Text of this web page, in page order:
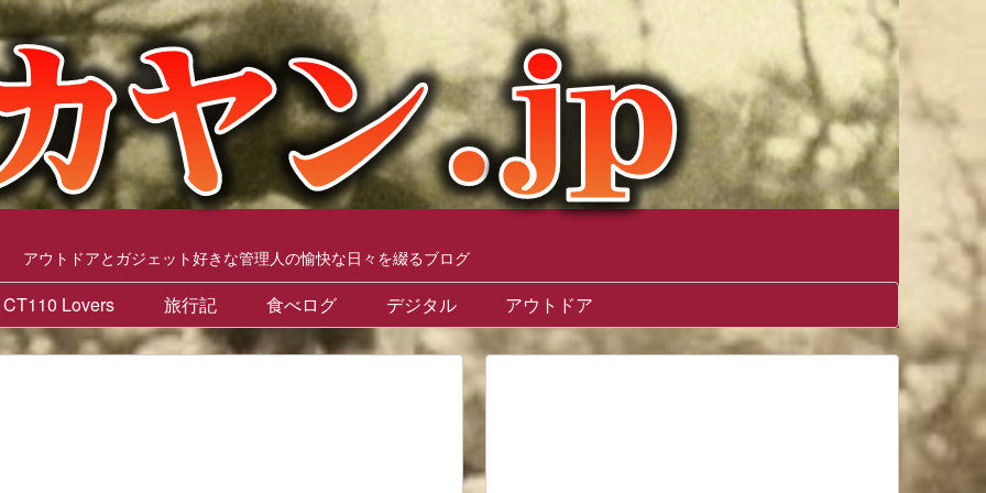
アウトドアとガジェット好きな管理人の愉快な日々を綴るブログ
CT110 Lovers 旅行記 食べログ デジタル アウトドア